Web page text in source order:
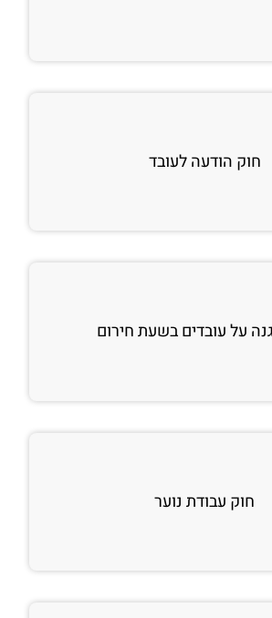
חוק הודעה לעובד
על עובדים בשעת חירום
חוק עבודת נוער